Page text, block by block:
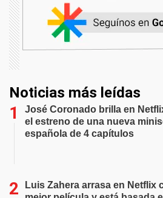
Noticias más leídas
José Coronado brilla en
el estreno de una nueva
española de 4 capítulos
Luis Zahera arrasa en Netflix